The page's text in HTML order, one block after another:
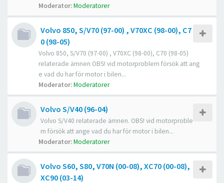
Moderator:Moderatorer
Volvo 850, S/V70 (97-00) , V70XC (98-00), C7
0 (98-05)
Volvo 850, S/V70 (97-00) , V70XC (98-00), C70 (98-05)
relaterade ämnen OBS! vid motorproblem försök att ang
e vad du har för motor i bilen...
Moderator:Moderatorer
Volvo S/V40 (96-04)
Volvo S/V40 relaterade ämnen. OBS! vid motorproble
m försök att ange vad du har för motor i bilen...
Moderator:Moderatorer
Volvo S60, S80, V70N (00-08), XC70 (00-08),
XC90 (03-14)